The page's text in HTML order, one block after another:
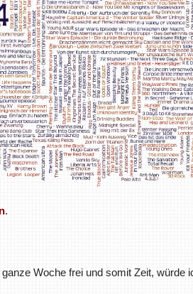
.
Woche frei und somit Zeit, würde